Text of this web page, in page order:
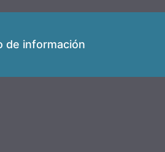
de información